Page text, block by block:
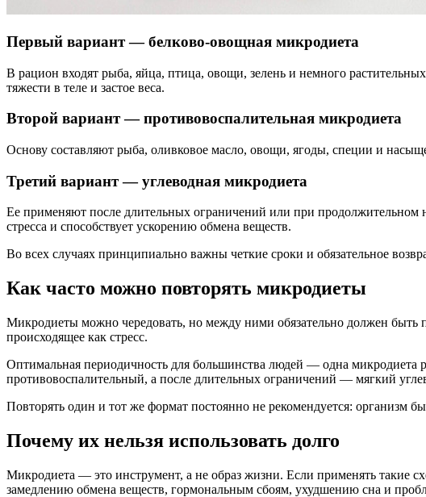
Первый вариант — белково-овощная микродиета
В рацион входят рыба, яйца, птица, овощи, зелень и немного
тяжести в теле и застое веса.
Второй вариант — противовоспалительная микродиета
Основу составляют рыба, оливковое масло, овощи, ягоды, специи и
Третий вариант — углеводная микродиета
Ее применяют после длительных ограничений или при
стресса и способствует ускорению обмена веществ.
Во всех случаях принципиально важны четкие сроки и обязательное
Как часто можно повторять микродиеты
Микродиеты можно чередовать, но между ними обязательно должен быть
происходящее как стресс.
Оптимальная периодичность для большинства людей — одна микродиета
противовоспалительный, а после длительных ограничений — мягкий
Повторять один и тот же формат постоянно не рекомендуется: организм
Почему их нельзя использовать долго
Микродиета — это инструмент, а не образ жизни. Если применять такие
замедлению обмена веществ, гормональным сбоям, ухудшению сна и